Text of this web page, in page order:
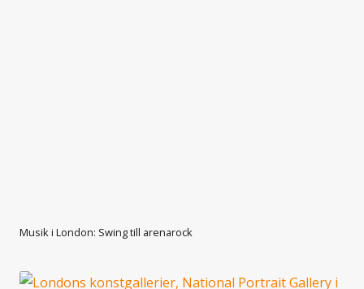
Musik i London: Swing till arenarock